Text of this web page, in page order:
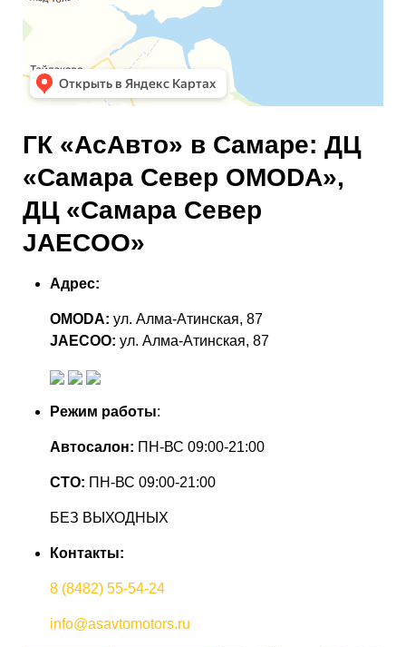
ГК «АсАвто» в Самаре: ДЦ
«Самара Север OMODA»,
ДЦ «Самара Север
JAECOO»
Адрес:
OMODA: ул. Алма-Атинская, 87
JAECOO: ул. Алма-Атинская, 87
Режим работы:
Автосалон: ПН-ВС 09:00-21:00
СТО: ПН-ВС 09:00-21:00
БЕЗ ВЫХОДНЫХ
Контакты:
8 (8482) 55-54-24
info@asavtomotors.ru